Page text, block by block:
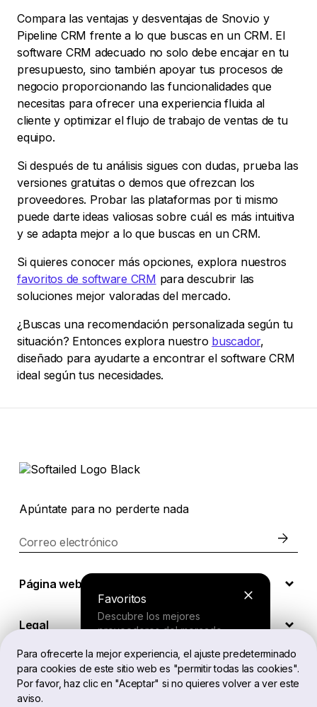
Para ofrecerte la mejor experiencia, el ajuste predeterminado
para cookies de este sitio web es "permitir todas las cookies".
Por favor, haz clic en "Aceptar" si no quieres volver a ver este
aviso.
Compara las ventajas y desventajas de Snov.io y
Pipeline CRM frente a lo que buscas en un CRM. El
software CRM adecuado no solo debe encajar en tu
presupuesto, sino también apoyar tus procesos de
negocio proporcionando las funcionalidades que
necesitas para ofrecer una experiencia fluida al
cliente y optimizar el flujo de trabajo de ventas de tu
equipo.
Si después de tu análisis sigues con dudas, prueba las
versiones gratuitas o demos que ofrezcan los
proveedores. Probar las plataformas por ti mismo
puede darte ideas valiosas sobre cuál es más intuitiva
y se adapta mejor a lo que buscas en un CRM.
Si quieres conocer más opciones, explora nuestros
favoritos de software CRM para descubrir las
soluciones mejor valoradas del mercado.
¿Buscas una recomendación personalizada según tu
situación? Entonces explora nuestro buscador,
diseñado para ayudarte a encontrar el software CRM
ideal según tus necesidades.
Favoritos
Descubre los mejores
proveedores del mercado.
Buscador
Apúntate para no perderte nada
Correo electrónico
Página web
Legal
ES